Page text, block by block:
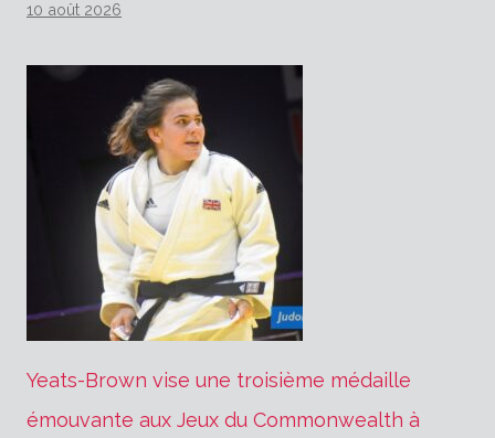
10 août 2026
Yeats-Brown vise une troisième médaille
émouvante aux Jeux du Commonwealth à